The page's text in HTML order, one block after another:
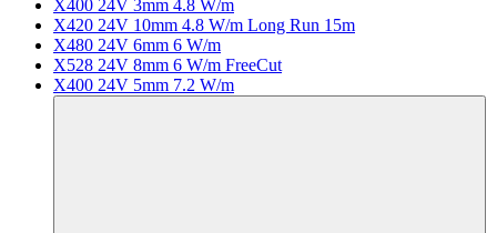
X400 24V 3mm 4.8 W/m
X420 24V 10mm 4.8 W/m Long Run 15m
X480 24V 6mm 6 W/m
X528 24V 8mm 6 W/m FreeCut
X400 24V 5mm 7.2 W/m